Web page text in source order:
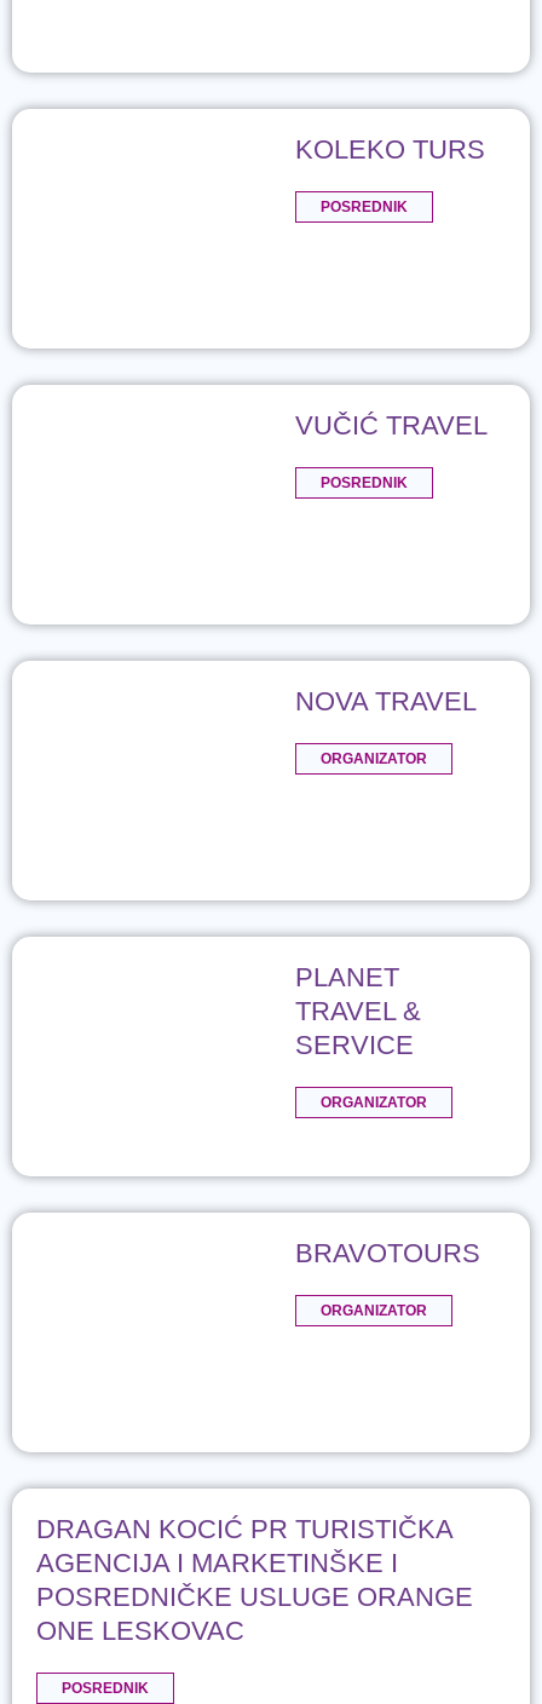
KOLEKO TURS
POSREDNIK
VUČIĆ TRAVEL
POSREDNIK
NOVA TRAVEL
ORGANIZATOR
PLANET
TRAVEL &
SERVICE
ORGANIZATOR
BRAVOTOURS
ORGANIZATOR
DRAGAN KOCIĆ PR TURISTIČKA
AGENCIJA I MARKETINŠKE I
POSREDNIČKE USLUGE ORANGE
ONE LESKOVAC
POSREDNIK